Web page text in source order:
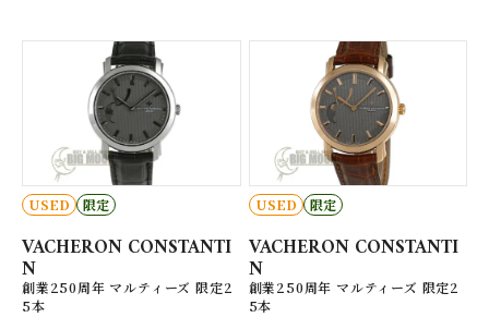
USED 限定
VACHERON CONSTANTI
N
創業250周年 マルティーズ 限定2
5本
USED 限定
VACHERON CONSTANTI
N
創業250周年 マルティーズ 限定2
5本